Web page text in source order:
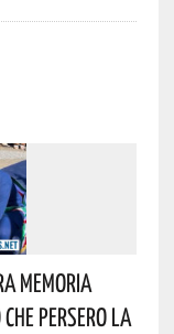
Memoria
Persero La